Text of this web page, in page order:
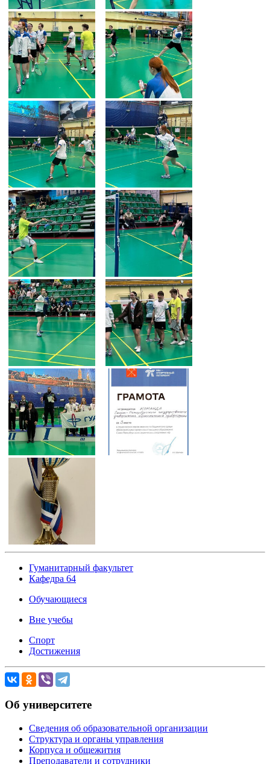
Гуманитарный факультет
Кафедра 64
Обучающиеся
Вне учебы
Спорт
Достижения
Об университете
Сведения об образовательной организации
Структура и органы управления
Корпуса и общежития
Преподаватели и сотрудники